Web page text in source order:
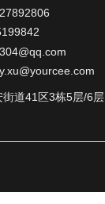
@qq.com
道41区3栋5层/6层